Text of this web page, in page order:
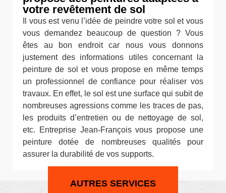
votre revêtement de sol
Il vous est venu l’idée de peindre votre sol et vous
vous demandez beaucoup de question ? Vous
êtes au bon endroit car nous vous donnons
justement des informations utiles concernant la
peinture de sol et vous propose en même temps
un professionnel de confiance pour réaliser vos
travaux. En effet, le sol est une surface qui subit de
nombreuses agressions comme les traces de pas,
les produits d’entretien ou de nettoyage de sol,
etc. Entreprise Jean-François vous propose une
peinture dotée de nombreuses qualités pour
assurer la durabilité de vos supports.
AUTRES SERVICES